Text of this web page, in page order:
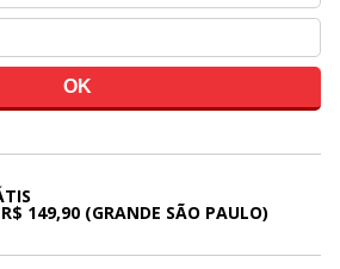
149,90 (GRANDE SÃO PAULO)